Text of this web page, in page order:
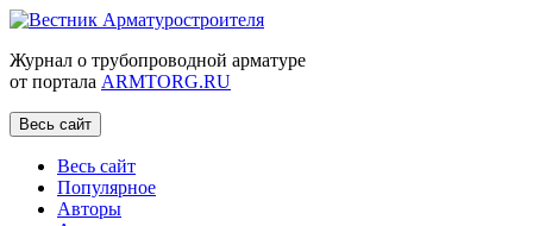
Журнал о трубопроводной арматуре
от портала ARMTORG.RU
Весь сайт
Весь сайт
Популярное
Авторы